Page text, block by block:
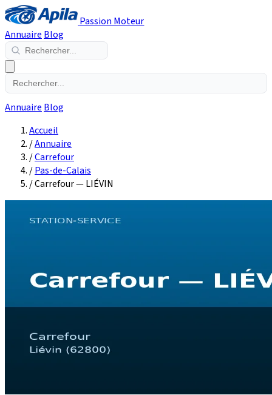
Passion Moteur
Annuaire Blog
Annuaire Blog
Accueil
/Annuaire
/Carrefour
/Pas-de-Calais
/Carrefour — LIÉVIN